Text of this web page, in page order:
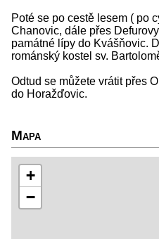
Poté se po cestě lesem ( po
Chanovic, dále přes
památné lípy do Kvášňovic.
románský kostel sv.
Odtud se můžete vrátit přes
do Horažďovic.
Mapa